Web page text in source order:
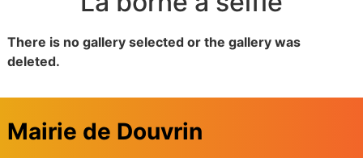
There is no gallery selected or the gallery was
deleted.
Mairie de Douvrin